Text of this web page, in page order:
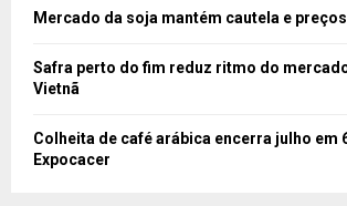
Mercado da soja mantém cautela e
Safra perto do fim reduz ritmo do
Vietnã
Colheita de café arábica encerra julho em
Expocacer